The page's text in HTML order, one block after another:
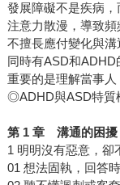
發展障礙不是疾病，
注意力散漫，導致
不擅長應付變化與溝
同時有ASD和ADHD
重要的是理解當事人
◎ADHD與ASD特質
第1 章 溝通的困擾
1 明明沒有惡意，卻
01 想法固執，回答